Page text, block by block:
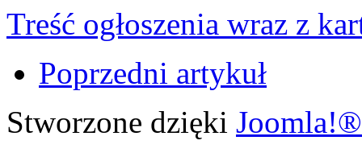
Treść ogłoszenia wraz z
Poprzedni artykuł
Stworzone dzięki Joomla!®